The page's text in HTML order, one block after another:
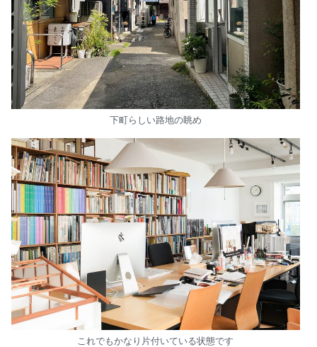
下町らしい路地の眺め
これでもかなり片付いている状態です